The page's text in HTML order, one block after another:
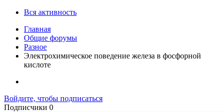
Вся активность
Главная
Общие форумы
Разное
Электрохимическое поведение железа в фосфорной
кислоте
Войдите, чтобы подписаться
Подписчики 0